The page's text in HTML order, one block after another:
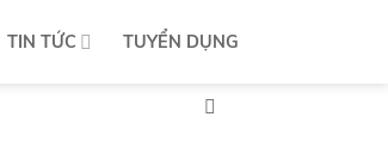
TIN TỨC TUYỂN DỤNG